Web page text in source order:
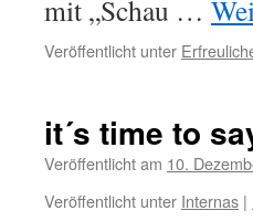
mit „Schau …
Veröffentlicht unter
it´s time to
Veröffentlicht am 10.
Veröffentlicht unter Internas |